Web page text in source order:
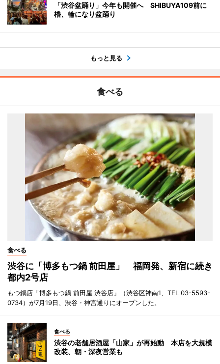
「渋谷盆踊り」今年も開催へ SHIBUYA109前に
櫓、輪になり盆踊り
もっと見る
食べる
食べる
渋谷に「博多もつ鍋 前田屋」 福岡発、新宿に続き
都内2号店
もつ鍋店「博多もつ鍋 前田屋 渋谷店」（渋谷区神南1、TEL 03-5593-
0734）が7月19日、渋谷・神宮通りにオープンした。
食べる
渋谷の老舗居酒屋「山家」が再始動 本店を大規模
改装、朝・深夜営業も